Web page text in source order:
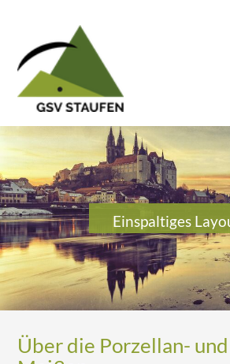
Einspaltiges
Über die Porzellan-